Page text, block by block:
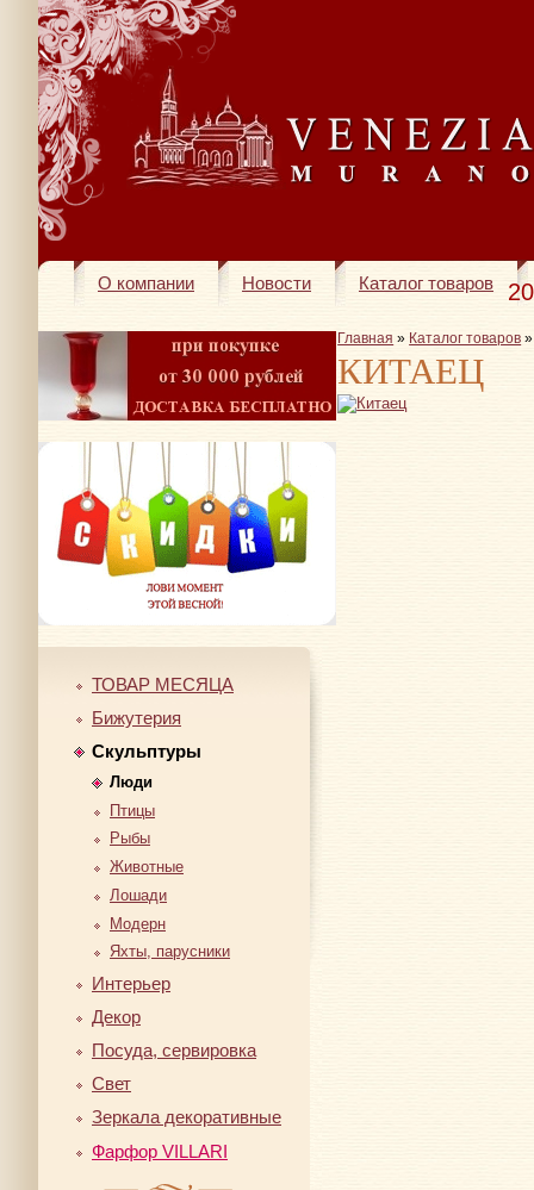
О компании Новости Каталог товаров
ТОВАР МЕСЯЦА
Бижутерия
Скульптуры
Люди
Птицы
Рыбы
Животные
Лошади
Модерн
Яхты, парусники
Интерьер
Декор
Посуда, сервировка
Свет
Зеркала декоративные
Фарфор VILLARI
Главная » Каталог товаров
КИТАЕЦ